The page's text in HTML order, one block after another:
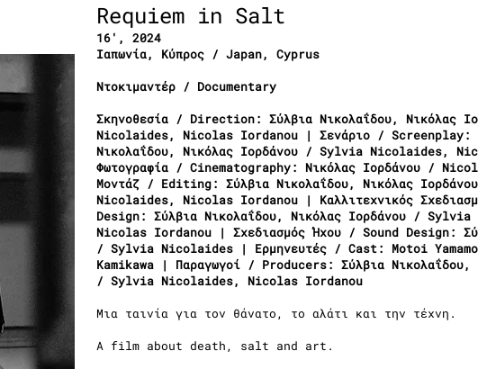
Requiem in Salt
16′, 2024
Ιαπωνία, Κύπρος / Japan, Cyprus
Ντοκιμαντέρ / Documentary
Σκηνοθεσία / Direction: Σύλβια Νικολαΐδου, Νικόλας
Nicolaides, Nicolas Iordanou | Σενάριο / Screenplay:
Νικολαΐδου, Νικόλας Ιορδάνου / Sylvia Nicolaides,
Φωτογραφία / Cinematography: Νικόλας Ιορδάνου /
Μοντάζ / Editing: Σύλβια Νικολαΐδου, Νικόλας
Nicolaides, Nicolas Iordanou | Καλλιτεχνικός
Design: Σύλβια Νικολαΐδου, Νικόλας Ιορδάνου /
Nicolas Iordanou | Σχεδιασμός Ήχου / Sound Design:
/ Sylvia Nicolaides | Ερμηνευτές / Cast: Motoi
Kamikawa | Παραγωγοί / Producers: Σύλβια Νικολαΐδου,
/ Sylvia Nicolaides, Nicolas Iordanou
Μια ταινία για τον θάνατο, το αλάτι και την τέχνη.
A film about death, salt and art.